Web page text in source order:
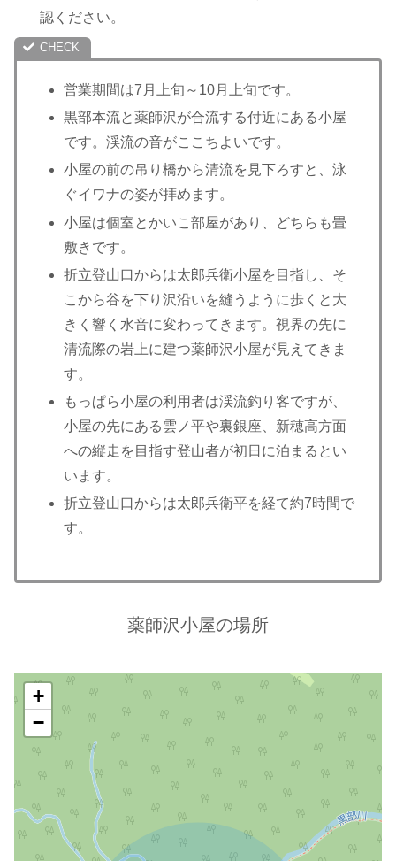
認ください。
営業期間は7月上旬～10月上旬です。
黒部本流と薬師沢が合流する付近にある小屋
です。渓流の音がここちよいです。
小屋の前の吊り橋から清流を見下ろすと、泳
ぐイワナの姿が拝めます。
小屋は個室とかいこ部屋があり、どちらも畳
敷きです。
折立登山口からは太郎兵衛小屋を目指し、そ
こから谷を下り沢沿いを縫うように歩くと大
きく響く水音に変わってきます。視界の先に
清流際の岩上に建つ薬師沢小屋が見えてきま
す。
もっぱら小屋の利用者は渓流釣り客ですが、
小屋の先にある雲ノ平や裏銀座、新穂高方面
への縦走を目指す登山者が初日に泊まるとい
います。
折立登山口からは太郎兵衛平を経て約7時間で
す。
薬師沢小屋の場所
+
−